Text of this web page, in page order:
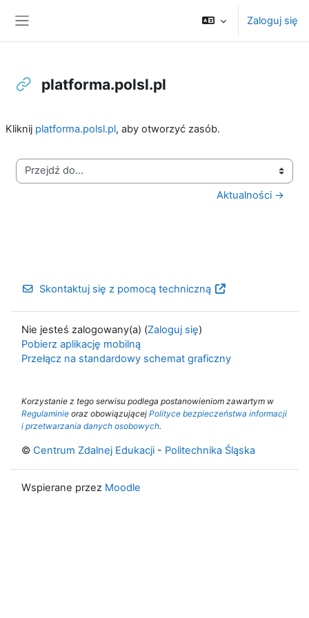
Zaloguj się
platforma.polsl.pl
Kliknij platforma.polsl.pl, aby otworzyć zasób.
Przejdź do...
Aktualności →
Skontaktuj się z pomocą techniczną
Nie jesteś zalogowany(a) (Zaloguj się)
Pobierz aplikację mobilną
Przełącz na standardowy schemat graficzny
Korzystanie z tego serwisu podlega postanowieniom zawartym w
Regulaminie oraz obowiązującej Polityce bezpieczeństwa informacji
i przetwarzania danych osobowych.
© Centrum Zdalnej Edukacji - Politechnika Śląska
Wspierane przez Moodle